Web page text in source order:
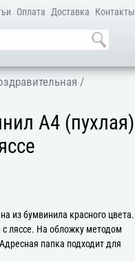
Оплата Доставка Контакты
/
А4 (пухлая)
из бумвинила красного цвета.
ляссе. На обложку методом
папка подходит для